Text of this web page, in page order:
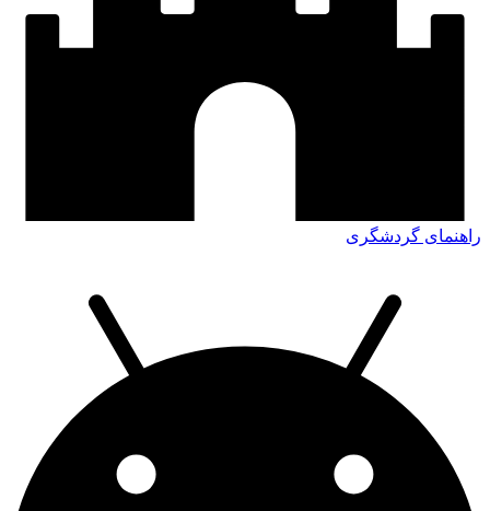
راهنمای گردشگری